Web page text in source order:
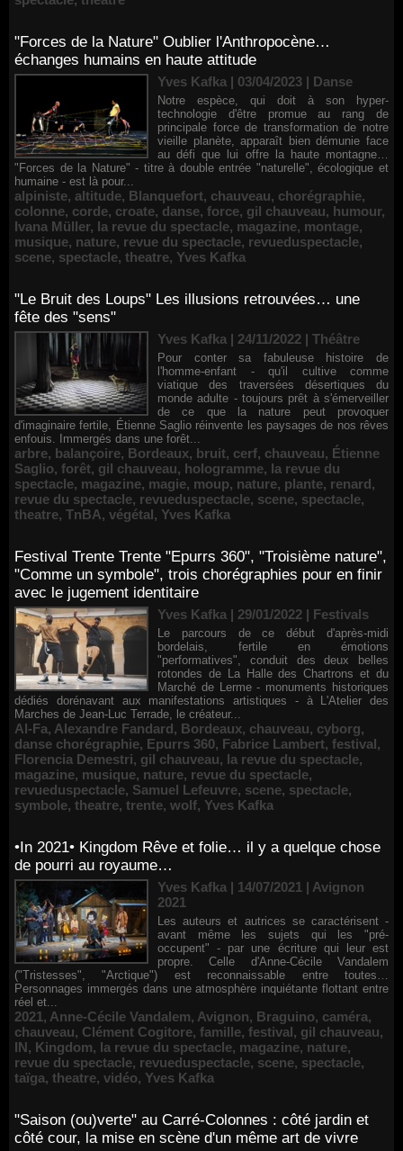
"Forces de la Nature" Oublier l'Anthropocène…
échanges humains en haute attitude
Yves Kafka | 03/04/2023 | Danse
Notre espèce, qui doit à son hyper-
technologie d'être promue au rang de
principale force de transformation de notre
vieille planète, apparaît bien démunie face
au défi que lui offre la haute montagne…
"Forces de la Nature" - titre à double entrée "naturelle", écologique et
humaine - est là pour...
alpiniste, altitude, Blanquefort, chauveau, chorégraphie,
colonne, corde, croate, danse, force, gil chauveau, humour,
Ivana Müller, la revue du spectacle, magazine, montage,
musique, nature, revue du spectacle, revueduspectacle,
scene, spectacle, theatre, Yves Kafka
"Le Bruit des Loups" Les illusions retrouvées… une
fête des "sens"
Yves Kafka | 24/11/2022 | Théâtre
Pour conter sa fabuleuse histoire de
l'homme-enfant - qu'il cultive comme
viatique des traversées désertiques du
monde adulte - toujours prêt à s'émerveiller
de ce que la nature peut provoquer
d'imaginaire fertile, Étienne Saglio réinvente les paysages de nos rêves
enfouis. Immergés dans une forêt...
arbre, balançoire, Bordeaux, bruit, cerf, chauveau, Étienne
Saglio, forêt, gil chauveau, hologramme, la revue du
spectacle, magazine, magie, moup, nature, plante, renard,
revue du spectacle, revueduspectacle, scene, spectacle,
theatre, TnBA, végétal, Yves Kafka
Festival Trente Trente "Epurrs 360", "Troisième nature",
"Comme un symbole", trois chorégraphies pour en finir
avec le jugement identitaire
Yves Kafka | 29/01/2022 | Festivals
Le parcours de ce début d'après-midi
bordelais, fertile en émotions
"performatives", conduit des deux belles
rotondes de La Halle des Chartrons et du
Marché de Lerme - monuments historiques
dédiés dorénavant aux manifestations artistiques - à L'Atelier des
Marches de Jean-Luc Terrade, le créateur...
Al-Fa, Alexandre Fandard, Bordeaux, chauveau, cyborg,
danse chorégraphie, Epurrs 360, Fabrice Lambert, festival,
Florencia Demestri, gil chauveau, la revue du spectacle,
magazine, musique, nature, revue du spectacle,
revueduspectacle, Samuel Lefeuvre, scene, spectacle,
symbole, theatre, trente, wolf, Yves Kafka
•In 2021• Kingdom Rêve et folie… il y a quelque chose
de pourri au royaume…
Yves Kafka | 14/07/2021 | Avignon
2021
Les auteurs et autrices se caractérisent -
avant même les sujets qui les "pré-
occupent" - par une écriture qui leur est
propre. Celle d'Anne-Cécile Vandalem
("Tristesses", "Arctique") est reconnaissable entre toutes…
Personnages immergés dans une atmosphère inquiétante flottant entre
réel et...
2021, Anne-Cécile Vandalem, Avignon, Braguino, caméra,
chauveau, Clément Cogitore, famille, festival, gil chauveau,
IN, Kingdom, la revue du spectacle, magazine, nature,
revue du spectacle, revueduspectacle, scene, spectacle,
taïga, theatre, vidéo, Yves Kafka
"Saison (ou)verte" au Carré-Colonnes : côté jardin et
côté cour, la mise en scène d'un même art de vivre